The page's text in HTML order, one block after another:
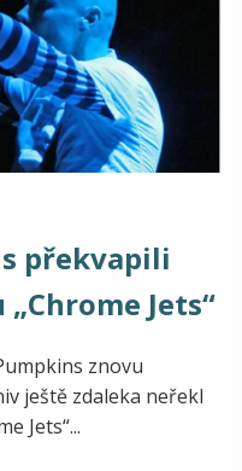
překvapili
Jets“
znovu
ještě zdaleka neřekl
Jets“...